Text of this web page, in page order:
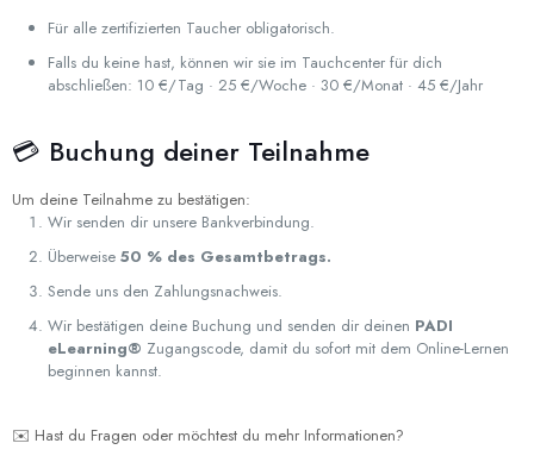
Für alle zertifizierten Taucher obligatorisch.
Falls du keine hast, können wir sie im Tauchcenter für dich
abschließen: 10 €/Tag · 25 €/Woche · 30 €/Monat · 45 €/Jahr
💳 Buchung deiner Teilnahme
Um deine Teilnahme zu bestätigen:
Wir senden dir unsere Bankverbindung.
Überweise 50 % des Gesamtbetrags.
Sende uns den Zahlungsnachweis.
Wir bestätigen deine Buchung und senden dir deinen PADI
eLearning® Zugangscode, damit du sofort mit dem Online-Lernen
beginnen kannst.
✉️ Hast du Fragen oder möchtest du mehr Informationen?